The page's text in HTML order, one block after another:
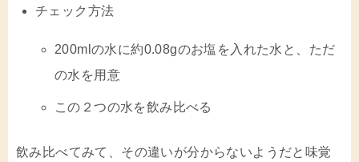
チェック方法
200mlの水に約0.08gのお塩を入れた水と、ただ
の水を用意
この２つの水を飲み比べる
飲み比べてみて、その違いが分からないようだと味覚